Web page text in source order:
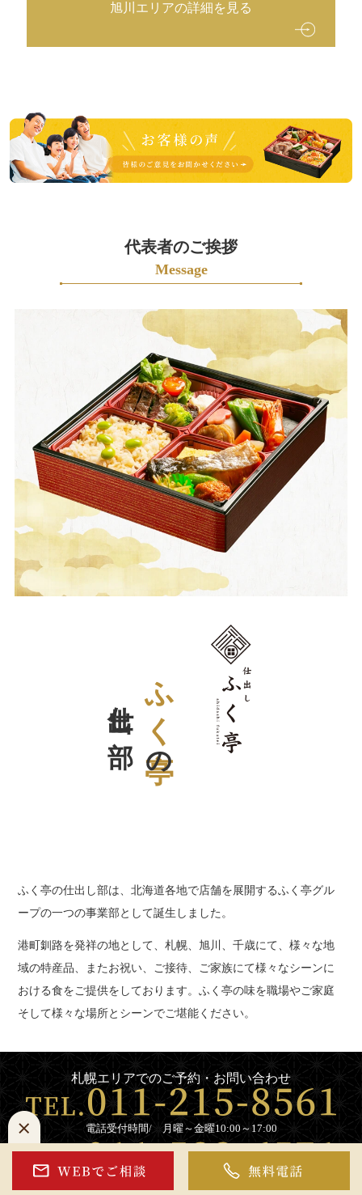
旭川エリアの詳細を見る
皆
様
の
ご
代表者のご挨拶
Message
ふく亭
の
仕出し部
ふく亭の仕出し部は、北海道各地で店舗を展開するふく亭グル
ープの一つの事業部として誕生しました。
港町釧路を発祥の地として、札幌、旭川、千歳にて、様々な地
域の特産品、またお祝い、ご接待、ご家族にて様々なシーンに
おける食をご提供をしております。ふく亭の味を職場やご家庭
そして様々な場所とシーンでご堪能ください。
札幌エリアでのご予約・お問い合わせ
電話受付時間/ 月曜～金曜10:00～17:00
電話受付時間/ 土曜、日曜、祝日9:00～15:00